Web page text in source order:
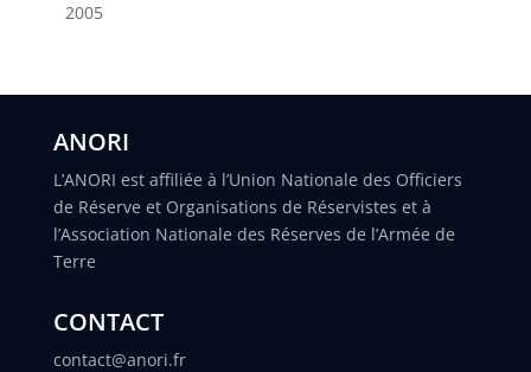
2005
ANORI
L’ANORI est affiliée à l’Union Nationale des Officiers
de Réserve et Organisations de Réservistes et à
l’Association Nationale des Réserves de l’Armée de
Terre
CONTACT
contact@anori.fr